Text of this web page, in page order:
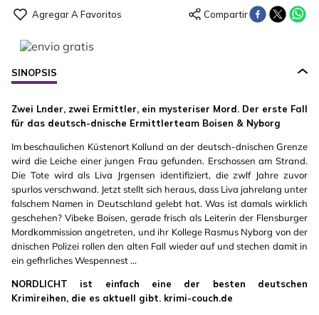
SINOPSIS
Zwei Lnder, zwei Ermittler, ein mysteriser Mord. Der erste Fall
für das deutsch-dnische Ermittlerteam Boisen & Nyborg
Im beschaulichen Küstenort Kollund an der deutsch-dnischen Grenze
wird die Leiche einer jungen Frau gefunden. Erschossen am Strand.
Die Tote wird als Liva Jrgensen identifiziert, die zwlf Jahre zuvor
spurlos verschwand. Jetzt stellt sich heraus, dass Liva jahrelang unter
falschem Namen in Deutschland gelebt hat. Was ist damals wirklich
geschehen? Vibeke Boisen, gerade frisch als Leiterin der Flensburger
Mordkommission angetreten, und ihr Kollege Rasmus Nyborg von der
dnischen Polizei rollen den alten Fall wieder auf und stechen damit in
ein gefhrliches Wespennest ...
NORDLICHT ist einfach eine der besten deutschen
Krimireihen, die es aktuell gibt. krimi-couch.de